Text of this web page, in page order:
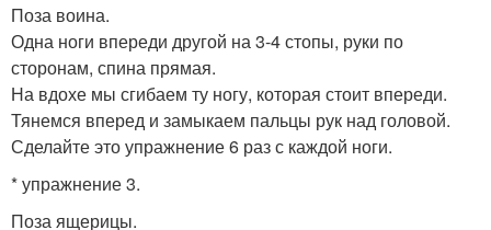
Поза воина.
Одна ноги впереди другой на 3-4 стопы, руки по
сторонам, спина прямая.
На вдохе мы сгибаем ту ногу, которая стоит впереди.
Тянемся вперед и замыкаем пальцы рук над головой.
Сделайте это упражнение 6 раз с каждой ноги.
* упражнение 3.
Поза ящерицы.